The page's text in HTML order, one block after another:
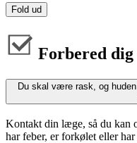
Fold ud
Forbered
Du skal være rask, og
Kontakt din læge, så du kan
har feber, er forkølet eller